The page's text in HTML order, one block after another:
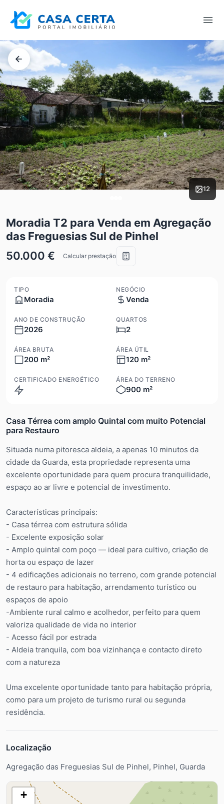
12
Moradia T2 para Venda em Agregação
das Freguesias Sul de Pinhel
50.000 €
Calcular prestação
TIPO
Moradia
NEGÓCIO
Venda
ANO DE CONSTRUÇÃO
2026
QUARTOS
2
ÁREA BRUTA
200 m²
ÁREA ÚTIL
120 m²
CERTIFICADO ENERGÉTICO
ÁREA DO TERRENO
900 m²
Casa Térrea com amplo Quintal com muito Potencial
para Restauro
Situada numa pitoresca aldeia, a apenas 10 minutos da
cidade da Guarda, esta propriedade representa uma
excelente oportunidade para quem procura tranquilidade,
espaço ao ar livre e potencial de investimento.
Características principais:
- Casa térrea com estrutura sólida
- Excelente exposição solar
- Amplo quintal com poço — ideal para cultivo, criação de
horta ou espaço de lazer
- 4 edificações adicionais no terreno, com grande potencial
de restauro para habitação, arrendamento turístico ou
espaços de apoio
-Ambiente rural calmo e acolhedor, perfeito para quem
valoriza qualidade de vida no interior
- Acesso fácil por estrada
- Aldeia tranquila, com boa vizinhança e contacto direto
com a natureza
Uma excelente oportunidade tanto para habitação própria,
como para um projeto de turismo rural ou segunda
residência.
Localização
Agregação das Freguesias Sul de Pinhel, Pinhel, Guarda
+